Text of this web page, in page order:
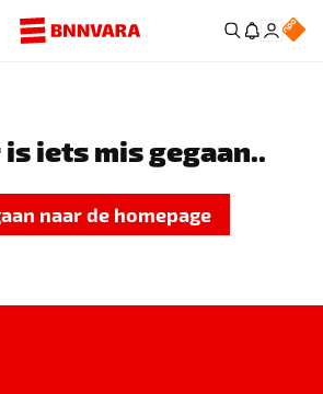
is iets mis gegaan..
naar de homepage